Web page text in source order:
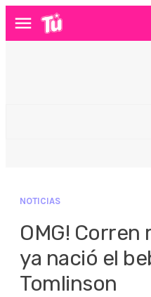
Menú
NOTICIAS
OMG!
ya nació el
Tomlinson